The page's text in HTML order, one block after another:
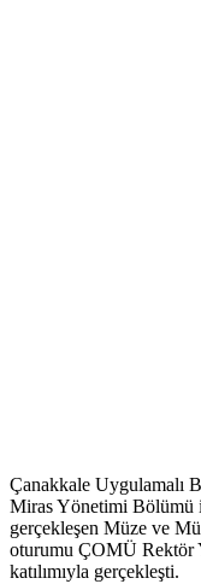
Çanakkale Uygulamalı
Miras Yönetimi Bölümü
gerçekleşen Müze ve
oturumu ÇOMÜ Rektör
katılımıyla gerçekleşti.